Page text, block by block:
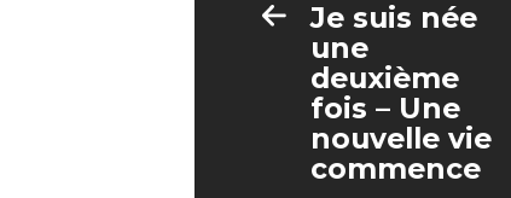
Je suis née
une
deuxième
fois – Une
nouvelle vie
commence